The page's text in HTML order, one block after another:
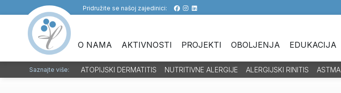
Pridružite se našoj zajedinici:
O NAMA AKTIVNOSTI PROJEKTI OBOLJENJA EDUKACIJA
Saznajte više: ATOPIJSKI DERMATITIS NUTRITIVNE ALERGIJE ALERGIJSKI RINITIS ASTMA